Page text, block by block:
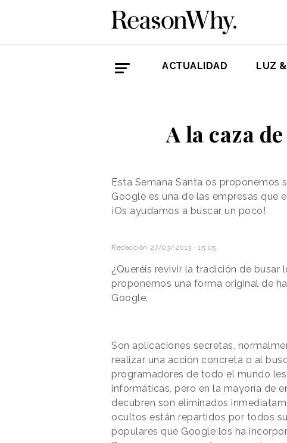
ACTUALIDAD LUZ
A la caza
Esta Semana Santa os proponemos
Google es una de las empresas que
¡Os ayudamos a buscar un poco!
Redacción 27/03/2013 · 15:05
¿Queréis revivir la tradición de busar
proponemos una forma original de
Google.
Son aplicaciones secretas,
realizar una acción concreta o al
programadores de todo el mundo
informáticas, pero en la mayoría de
decubren son eliminados
ocultos están repartidos por todos
populares que Google los ha